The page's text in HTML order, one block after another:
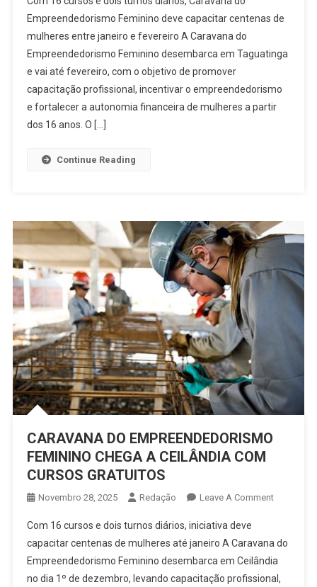
TAGUATINGA
CURSOS
E
NOVAS
Empreendedorismo Feminino deve capacitar centenas de
mulheres entre janeiro e fevereiro A Caravana do
Empreendedorismo Feminino desembarca em Taguatinga
e vai até fevereiro, com o objetivo de promover
capacitação profissional, incentivar o empreendedorismo
e fortalecer a autonomia financeira de mulheres a partir
dos 16 anos. O […]
Continue Reading
CARAVANA DO EMPREENDEDORISMO
FEMININO CHEGA A CEILÂNDIA COM
CURSOS GRATUITOS
Novembro 28, 2025 Redação Leave A CommentOn
FEMININO
CHEGA
Com 16 cursos e dois turnos diários, iniciativa deve
capacitar centenas de mulheres até janeiro A Caravana do
Empreendedorismo Feminino desembarca em Ceilândia
no dia 1º de dezembro, levando capacitação profissional,